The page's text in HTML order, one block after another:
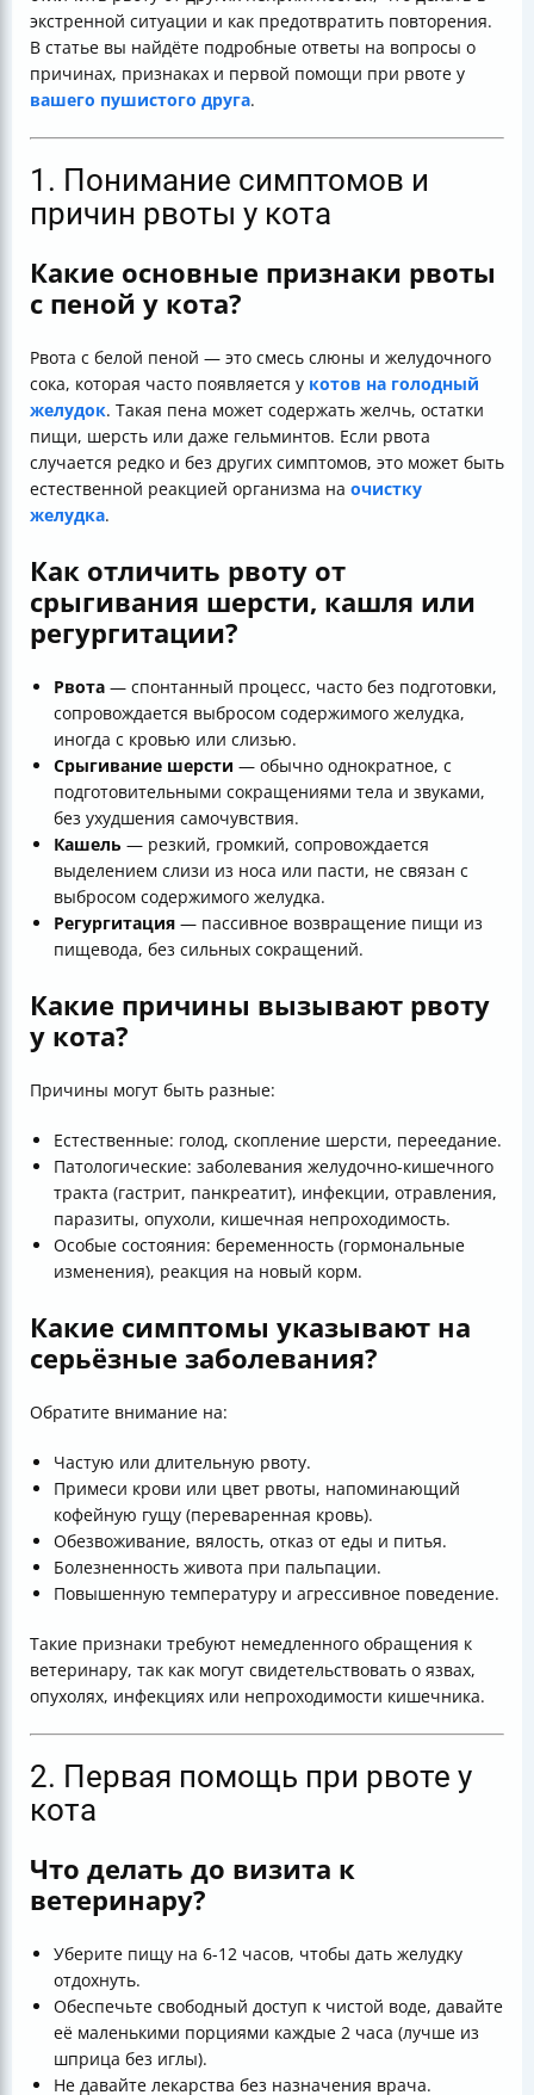
экстренной ситуации и как предотвратить повторения.
В статье вы найдёте подробные ответы на вопросы о
причинах, признаках и первой помощи при рвоте у
вашего пушистого друга.
1. Понимание симптомов и
причин рвоты у кота
Какие основные признаки рвоты
с пеной у кота?
Рвота с белой пеной — это смесь слюны и желудочного
сока, которая часто появляется у котов на голодный
желудок. Такая пена может содержать желчь, остатки
пищи, шерсть или даже гельминтов. Если рвота
случается редко и без других симптомов, это может быть
естественной реакцией организма на очистку
желудка.
Как отличить рвоту от
срыгивания шерсти, кашля или
регургитации?
Рвота — спонтанный процесс, часто без подготовки,
сопровождается выбросом содержимого желудка,
иногда с кровью или слизью.
Срыгивание шерсти — обычно однократное, с
подготовительными сокращениями тела и звуками,
без ухудшения самочувствия.
Кашель — резкий, громкий, сопровождается
выделением слизи из носа или пасти, не связан с
выбросом содержимого желудка.
Регургитация — пассивное возвращение пищи из
пищевода, без сильных сокращений.
Какие причины вызывают рвоту
у кота?
Причины могут быть разные:
Естественные: голод, скопление шерсти, переедание.
Патологические: заболевания желудочно-кишечного
тракта (гастрит, панкреатит), инфекции, отравления,
паразиты, опухоли, кишечная непроходимость.
Особые состояния: беременность (гормональные
изменения), реакция на новый корм.
Какие симптомы указывают на
серьёзные заболевания?
Обратите внимание на:
Частую или длительную рвоту.
Примеси крови или цвет рвоты, напоминающий
кофейную гущу (переваренная кровь).
Обезвоживание, вялость, отказ от еды и питья.
Болезненность живота при пальпации.
Повышенную температуру и агрессивное поведение.
Такие признаки требуют немедленного обращения к
ветеринару, так как могут свидетельствовать о язвах,
опухолях, инфекциях или непроходимости кишечника.
2. Первая помощь при рвоте у
кота
Что делать до визита к
ветеринару?
Уберите пищу на 6-12 часов, чтобы дать желудку
отдохнуть.
Обеспечьте свободный доступ к чистой воде, давайте
её маленькими порциями каждые 2 часа (лучше из
шприца без иглы).
Не давайте лекарства без назначения врача.